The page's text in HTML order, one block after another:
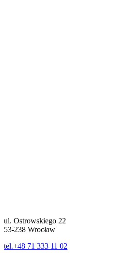
ul. Ostrowskiego 22
53-238 Wrocław
tel.+48 71 333 11 02